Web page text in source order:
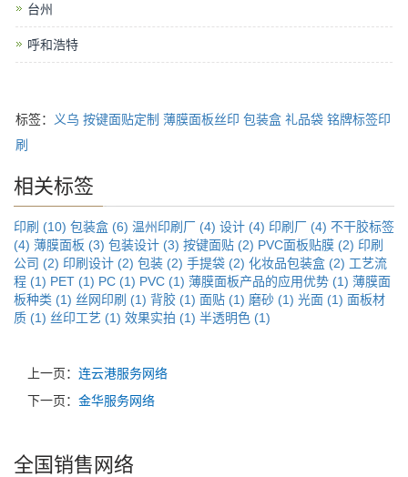
台州
呼和浩特
标签： 义乌 按键面贴定制 薄膜面板丝印 包装盒 礼品袋 铭牌标签印
刷
相关标签
印刷 (10) 包装盒 (6) 温州印刷厂 (4) 设计 (4) 印刷厂 (4) 不干胶标签
(4) 薄膜面板 (3) 包装设计 (3) 按键面贴 (2) PVC面板贴膜 (2) 印刷
公司 (2) 印刷设计 (2) 包装 (2) 手提袋 (2) 化妆品包装盒 (2) 工艺流
程 (1) PET (1) PC (1) PVC (1) 薄膜面板产品的应用优势 (1) 薄膜面
板种类 (1) 丝网印刷 (1) 背胶 (1) 面贴 (1) 磨砂 (1) 光面 (1) 面板材
质 (1) 丝印工艺 (1) 效果实拍 (1) 半透明色 (1)
上一页： 连云港服务网络
下一页： 金华服务网络
全国销售网络